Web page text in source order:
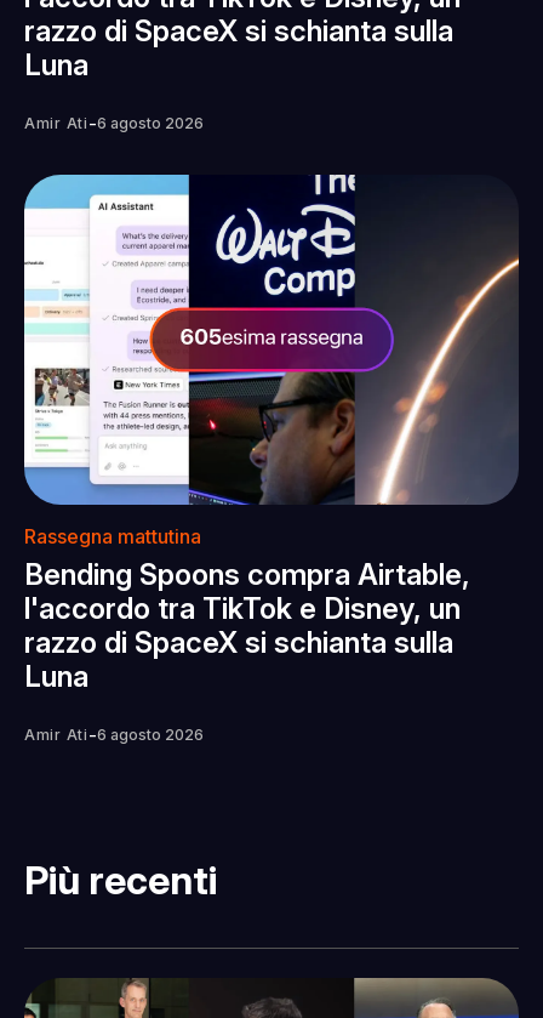
razzo di SpaceX si schianta sulla
Luna
Amir Ati -6 agosto 2026
Rassegna mattutina
Bending Spoons compra Airtable,
l'accordo tra TikTok e Disney, un
razzo di SpaceX si schianta sulla
Luna
Amir Ati -6 agosto 2026
Più recenti